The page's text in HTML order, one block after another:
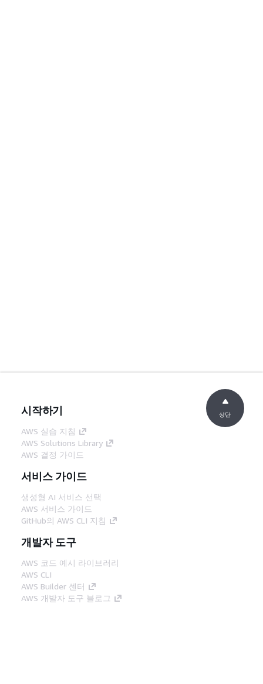
시작하기
AWS 실습 지침
AWS Solutions Library
AWS 결정 가이드
서비스 가이드
생성형 AI 서비스 선택
AWS 서비스 가이드
GitHub의 AWS CLI 지침
개발자 도구
AWS 코드 예시 라이브러리
AWS CLI
AWS Builder 센터
AWS 개발자 도구 블로그
상단